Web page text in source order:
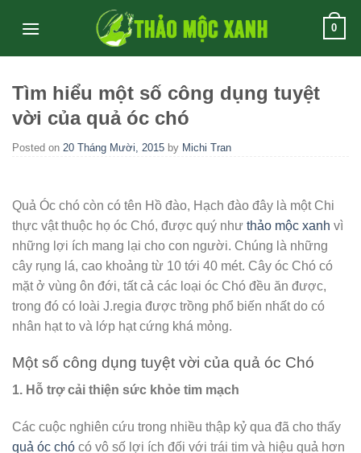
0
Tìm hiểu một số công dụng tuyệt
vời của quả óc chó
Posted on 20 Tháng Mười, 2015 by Michi Tran
Quả Óc chó còn có tên Hồ đào, Hạch đào đây là một Chi
thực vật thuộc họ óc Chó, được quý như thảo mộc xanh vì
những lợi ích mang lại cho con người. Chúng là những
cây rụng lá, cao khoảng từ 10 tới 40 mét. Cây óc Chó có
mặt ở vùng ôn đới, tất cả các loại óc Chó đều ăn được,
trong đó có loài J.regia được trồng phổ biến nhất do có
nhân hạt to và lớp hạt cứng khá mỏng.
Một số công dụng tuyệt vời của quả óc Chó
1. Hỗ trợ cải thiện sức khỏe tim mạch
Các cuộc nghiên cứu trong nhiều thập kỷ qua đã cho thấy
quả óc chó có vô số lợi ích đối với trái tim và hiệu quả hơn